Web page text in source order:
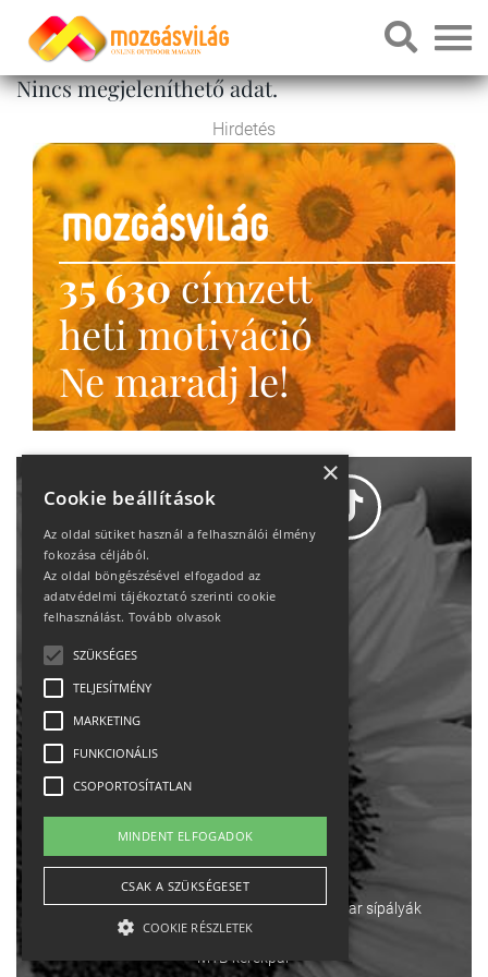
Nincs megjeleníthető adat.
Hirdetés
35 630címzett
heti motiváció
Ne maradj le!
Adatvédelem
Impresszum-kapcsolat
English
Ebike Osztrák sípályák Magyar sípályák
MTB kerékpár
×
Cookie beállítások
Az oldal sütiket használ a felhasználói élmény
fokozása céljából.
Az oldal böngészésével elfogadod az
adatvédelmi tájékoztató szerinti cookie
felhasználást. Tovább olvasok
SZÜKSÉGES
TELJESÍTMÉNY
MARKETING
FUNKCIONÁLIS
CSOPORTOSÍTATLAN
MINDENT ELFOGADOK
CSAK A SZÜKSÉGESET
COOKIE RÉSZLETEK